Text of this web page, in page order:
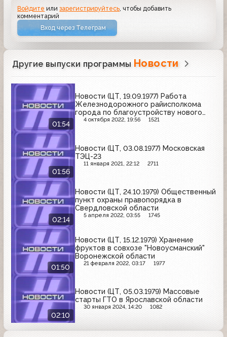
Войдите илизарегистрируйтесь , чтобы добавить
комментарий
Вход через Телеграм
Другие выпуски программы Новости
01:54
Новости (ЦТ, 19.09.1977) Работа
Железнодорожного райисполкома
города по благоустройству нового
района
4 октября 2022, 19:56 1521
01:56
Новости (ЦТ, 03.08.1977) Московская
ТЭЦ-23
11 января 2021, 22:12 2711
02:14
Новости (ЦТ, 24.10.1979) Общественный
пункт охраны правопорядка в
Свердловской области
5 апреля 2022, 03:55 1745
01:50
Новости (ЦТ, 15.12.1979) Хранение
фруктов в совхозе "Новоусманский"
Воронежской области
21 февраля 2022, 03:17 1977
02:10
Новости (ЦТ, 05.03.1979) Массовые
старты ГТО в Ярославской области
30 января 2024, 14:20 1082